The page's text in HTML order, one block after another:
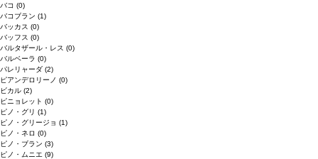
バコ (0)
バコブラン (1)
バッカス (0)
バッフス (0)
バルタザール・レス (0)
バルベーラ (0)
パレリャーダ (2)
ピアンデロリーノ (0)
ビカル (2)
ピニョレット (0)
ピノ・グリ (1)
ピノ・グリージョ (1)
ピノ・ネロ (0)
ピノ・ブラン (3)
ピノ・ムニエ (9)